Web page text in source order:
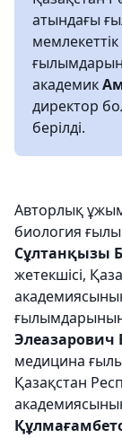
атындағы
академик
директор
берілді.
Авторлық
биология
Сұлтанқызы
жетекшісі,
Элеазарович
медицина
Қазақстан